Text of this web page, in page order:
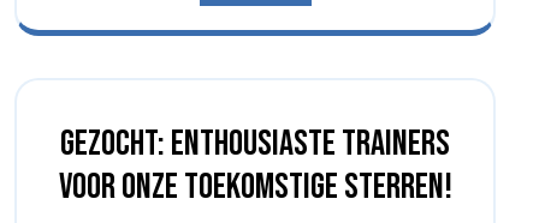
Gezocht: enthousiaste trainers
voor onze toekomstige sterren!